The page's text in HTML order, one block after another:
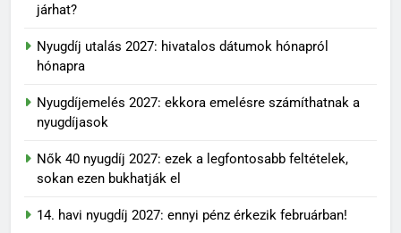
járhat?
Nyugdíj utalás 2027: hivatalos dátumok hónapról
hónapra
Nyugdíjemelés 2027: ekkora emelésre számíthatnak a
nyugdíjasok
Nők 40 nyugdíj 2027: ezek a legfontosabb feltételek,
sokan ezen bukhatják el
14. havi nyugdíj 2027: ennyi pénz érkezik februárban!